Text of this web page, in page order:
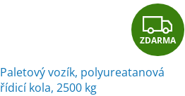
Z
D
ZDARMA
Paletový vozík, polyureatanová
řídicí kola, 2500 kg